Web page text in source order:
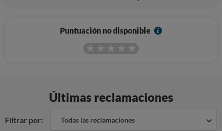
Puntuación no disponible
I
Últimas reclamaciones
Filtrar por: Todas las reclamaciones